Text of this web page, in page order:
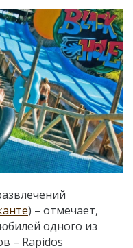
) – отмечает,
одного из
– Rapidos